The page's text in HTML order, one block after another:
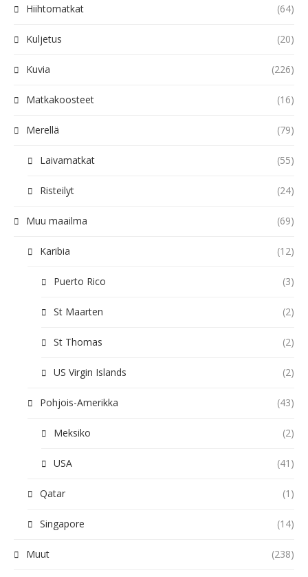
Hiihtomatkat (64)
Kuljetus (20)
Kuvia (226)
Matkakoosteet (16)
Merellä (79)
Laivamatkat (55)
Risteilyt (24)
Muu maailma (69)
Karibia (12)
Puerto Rico (3)
St Maarten (2)
St Thomas (2)
US Virgin Islands (2)
Pohjois-Amerikka (43)
Meksiko (2)
USA (41)
Qatar (1)
Singapore (14)
Muut (238)